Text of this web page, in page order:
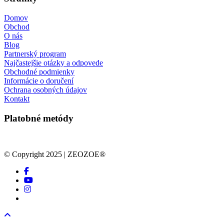
Domov
Obchod
O nás
Blog
Partnerský program
Najčastejšie otázky a odpovede
Obchodné podmienky
Informácie o doručení
Ochrana osobných údajov
Kontakt
Platobné metódy
© Copyright 2025 | ZEOZOE®
facebook
youtube
instagram